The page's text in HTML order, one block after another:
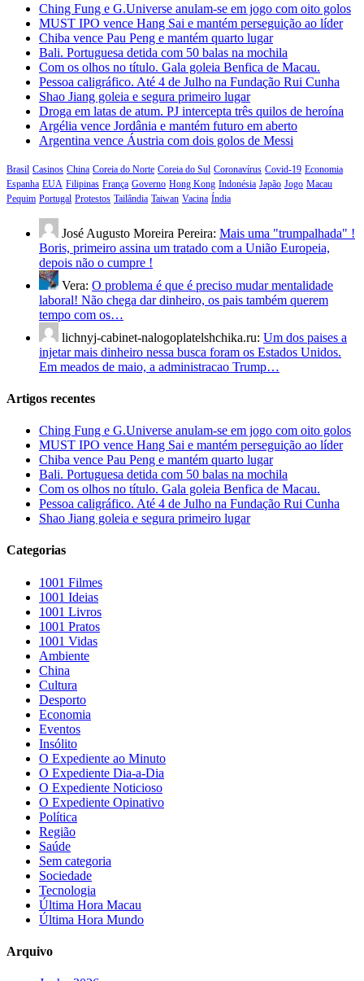
Ching Fung e G.Universe anulam-se em jogo com oito golos
MUST IPO vence Hang Sai e mantém perseguição ao líder
Chiba vence Pau Peng e mantém quarto lugar
Bali. Portuguesa detida com 50 balas na mochila
Com os olhos no título. Gala goleia Benfica de Macau.
Pessoa caligráfico. Até 4 de Julho na Fundação Rui Cunha
Shao Jiang goleia e segura primeiro lugar
Droga em latas de atum. PJ intercepta três quilos de heroína
Argélia vence Jordânia e mantém futuro em aberto
Argentina vence Áustria com dois golos de Messi
Brasil Casinos China Coreia do Norte Coreia do Sul Coronavírus Covid-19 Economia
Espanha EUA Filipinas França Governo Hong Kong Indonésia Japão Jogo Macau
Pequim Portugal Protestos Tailândia Taiwan Vacina Índia
José Augusto Moreira Pereira: Mais uma "trumpalhada" !
Boris, primeiro assina um tratado com a União Europeia,
depois não o cumpre !
Vera: O problema é que é preciso mudar mentalidade
laboral! Não chega dar dinheiro, os pais também querem
tempo com os…
lichnyj-cabinet-nalogoplatelshchika.ru: Um dos paises a
injetar mais dinheiro nessa busca foram os Estados Unidos.
Em meados de maio, a administracao Trump…
Artigos recentes
Ching Fung e G.Universe anulam-se em jogo com oito golos
MUST IPO vence Hang Sai e mantém perseguição ao líder
Chiba vence Pau Peng e mantém quarto lugar
Bali. Portuguesa detida com 50 balas na mochila
Com os olhos no título. Gala goleia Benfica de Macau.
Pessoa caligráfico. Até 4 de Julho na Fundação Rui Cunha
Shao Jiang goleia e segura primeiro lugar
Categorias
1001 Filmes
1001 Ideias
1001 Livros
1001 Pratos
1001 Vidas
Ambiente
China
Cultura
Desporto
Economia
Eventos
Insólito
O Expediente ao Minuto
O Expediente Dia-a-Dia
O Expediente Noticioso
O Expediente Opinativo
Política
Região
Saúde
Sem categoria
Sociedade
Tecnologia
Última Hora Macau
Última Hora Mundo
Arquivo